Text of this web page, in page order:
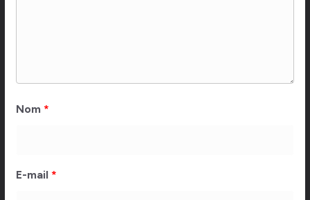
Nom *
E-mail *